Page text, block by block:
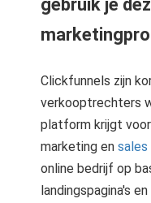
gebruik je
Clickfunnels zijn
verkooptrechters
platform krijgt
marketing en sales
online bedrijf op
landingspagina's